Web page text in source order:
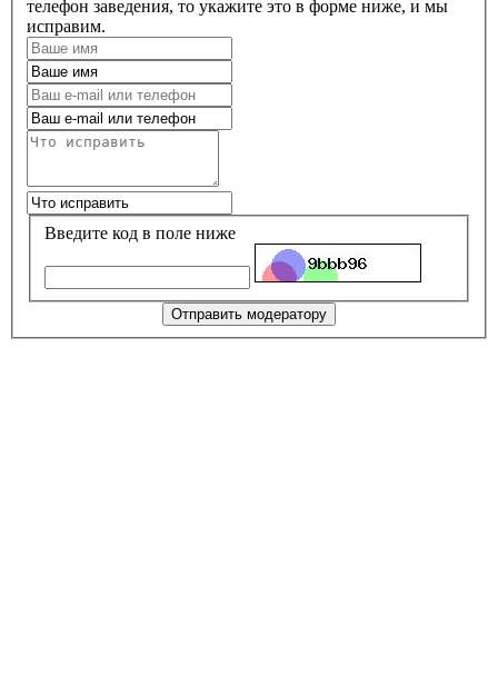
телефон заведения, то укажите это в форме ниже, и мы
исправим.
Введите код в поле ниже
Отправить модератору